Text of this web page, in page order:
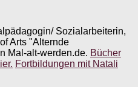
Sozialarbeiterin,
Arts "Alternde
Mal-alt-werden.de. Bücher
Fortbildungen mit Natali